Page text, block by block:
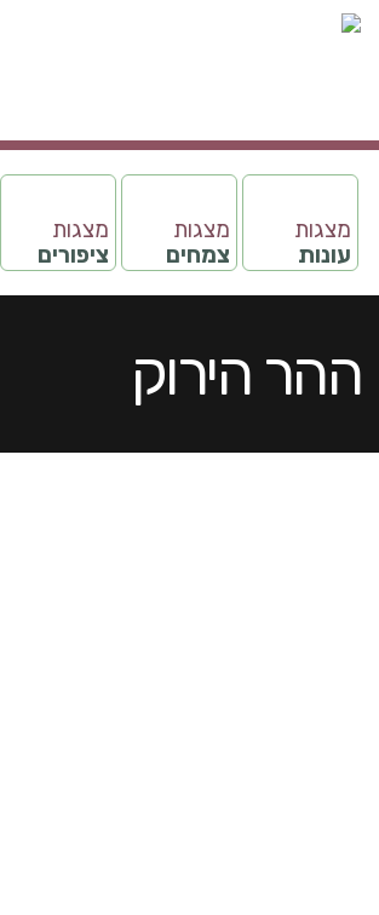
מצגות
עונות
מצגות
צמחים
מצגות
ציפורים
ההר הירוק